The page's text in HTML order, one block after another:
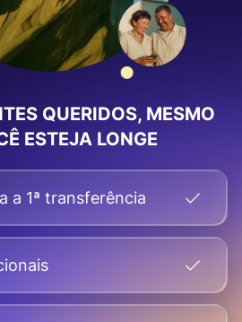
QUERIDOS, MESMO
ESTEJA LONGE
a 1ª transferência